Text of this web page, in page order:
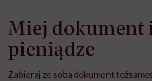
Miej dokument
pieniądze
Zabieraj ze sobą dokument